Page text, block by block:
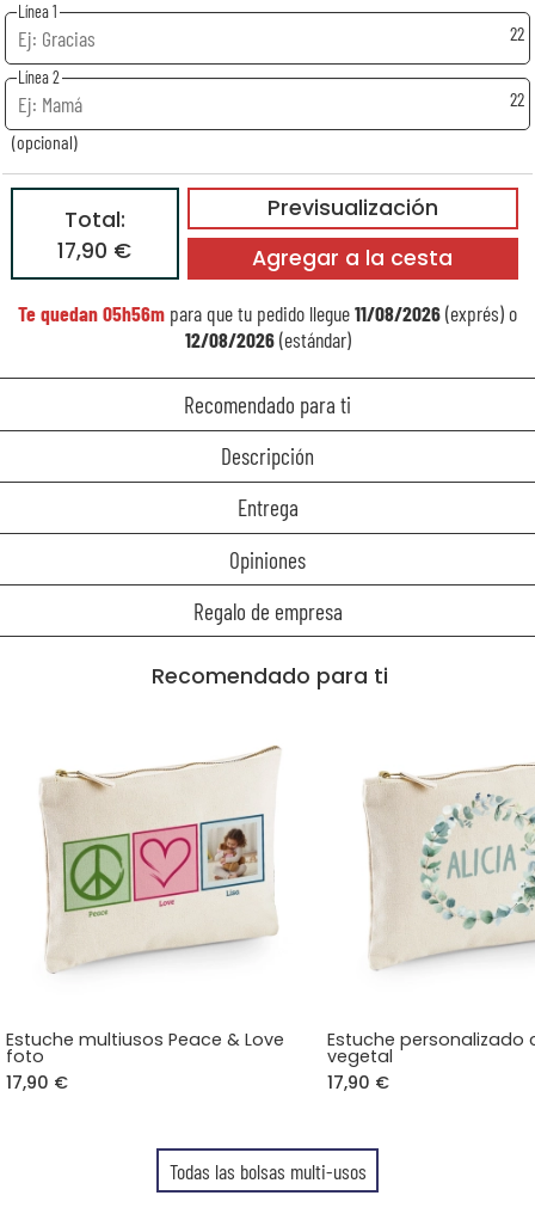
Línea 1
22
Línea 2
22
(opcional)
Previsualización
Total:
17,90 €
Agregar a la cesta
Te quedan05h56m para que tu pedido llegue11/08/2026(exprés) o
12/08/2026(estándar)
Recomendado para ti
Descripción
Entrega
Opiniones
Regalo de empresa
Recomendado para ti
Estuche multiusos Peace & Love
foto
17,90 €
Estuche personalizado
vegetal
17,90 €
Todas las bolsas multi-usos